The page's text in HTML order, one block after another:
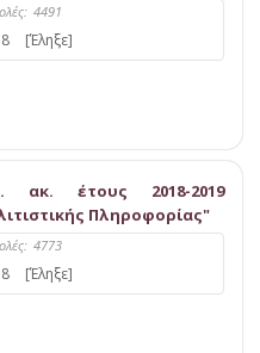
4491
[Έληξε]
ακ. έτους 2018-2019
Πληροφορίας"
4773
[Έληξε]